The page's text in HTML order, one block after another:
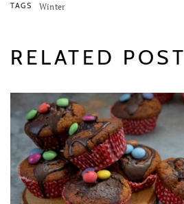
TAGS Winter
RELATED POST